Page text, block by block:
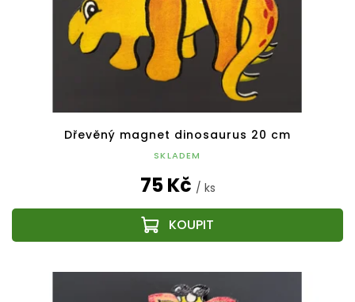
Dřevěný magnet dinosaurus 20 cm
SKLADEM
75 Kč / ks